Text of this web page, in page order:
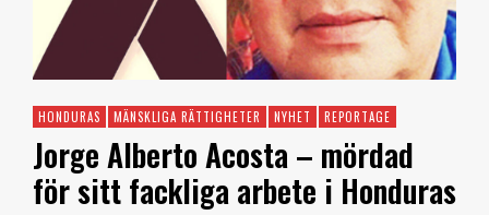
HONDURAS MÄNSKLIGA RÄTTIGHETER NYHET REPORTAGE
Jorge Alberto Acosta – mördad
för sitt fackliga arbete i Honduras